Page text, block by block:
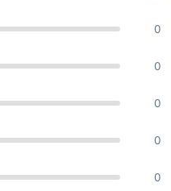
0
0
0
0
0